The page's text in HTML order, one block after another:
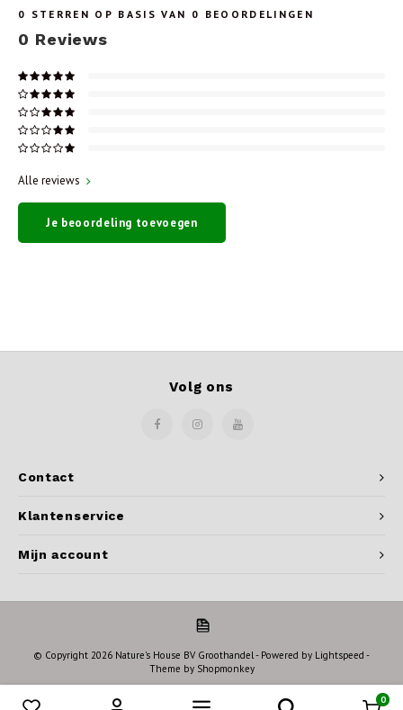
0
0 STERREN OP BASIS VAN 0 BEOORDELINGEN
0 Reviews
Alle reviews
Je beoordeling toevoegen
Contact
Volg ons
Klantenservice
Mijn account
© Copyright 2026 Nature's House BV Groothandel - Powered by Lightspeed -
Theme by Shopmonkey
Vergelijk producten 0